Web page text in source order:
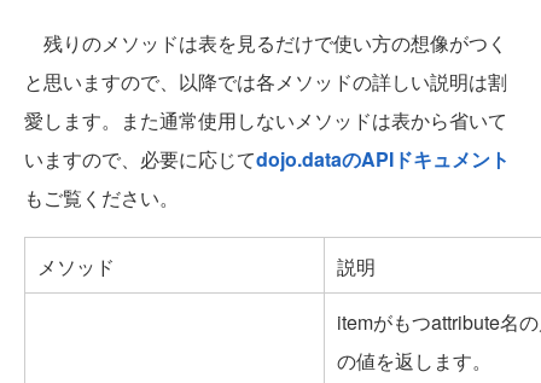
残りのメソッドは表を見るだけで使い方の想像がつく
と思いますので、以降では各メソッドの詳しい説明は割
愛します。また通常使用しないメソッドは表から省いて
いますので、必要に応じてdojo.dataのAPIドキュメント
もご覧ください。
メソッド 説明
itemがもつattribute名
の値を返します。